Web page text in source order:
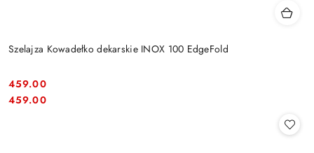
Szelajza Kowadełko dekarskie INOX 100 EdgeFold
Cena:
459.00
Cena:
459.00